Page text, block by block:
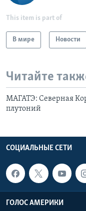
This item is part of
В мире Новости
Читайте
МАГАТЭ: Северная
плутоний
СОЦИАЛЬНЫЕ СЕТИ
ГОЛОС АМЕРИКИ